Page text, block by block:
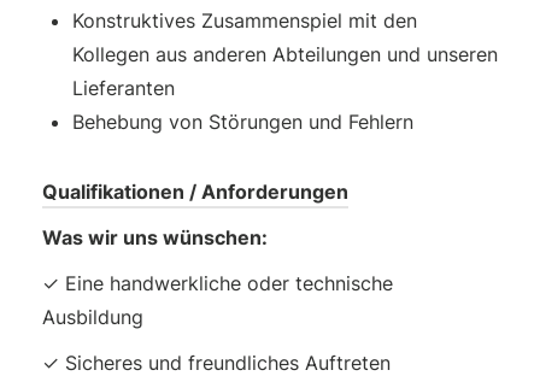
Konstruktives Zusammenspiel mit den
Kollegen aus anderen Abteilungen und unseren
Lieferanten
Behebung von Störungen und Fehlern
Qualifikationen / Anforderungen
Was wir uns wünschen:
✓ Eine handwerkliche oder technische
Ausbildung
✓ Sicheres und freundliches Auftreten